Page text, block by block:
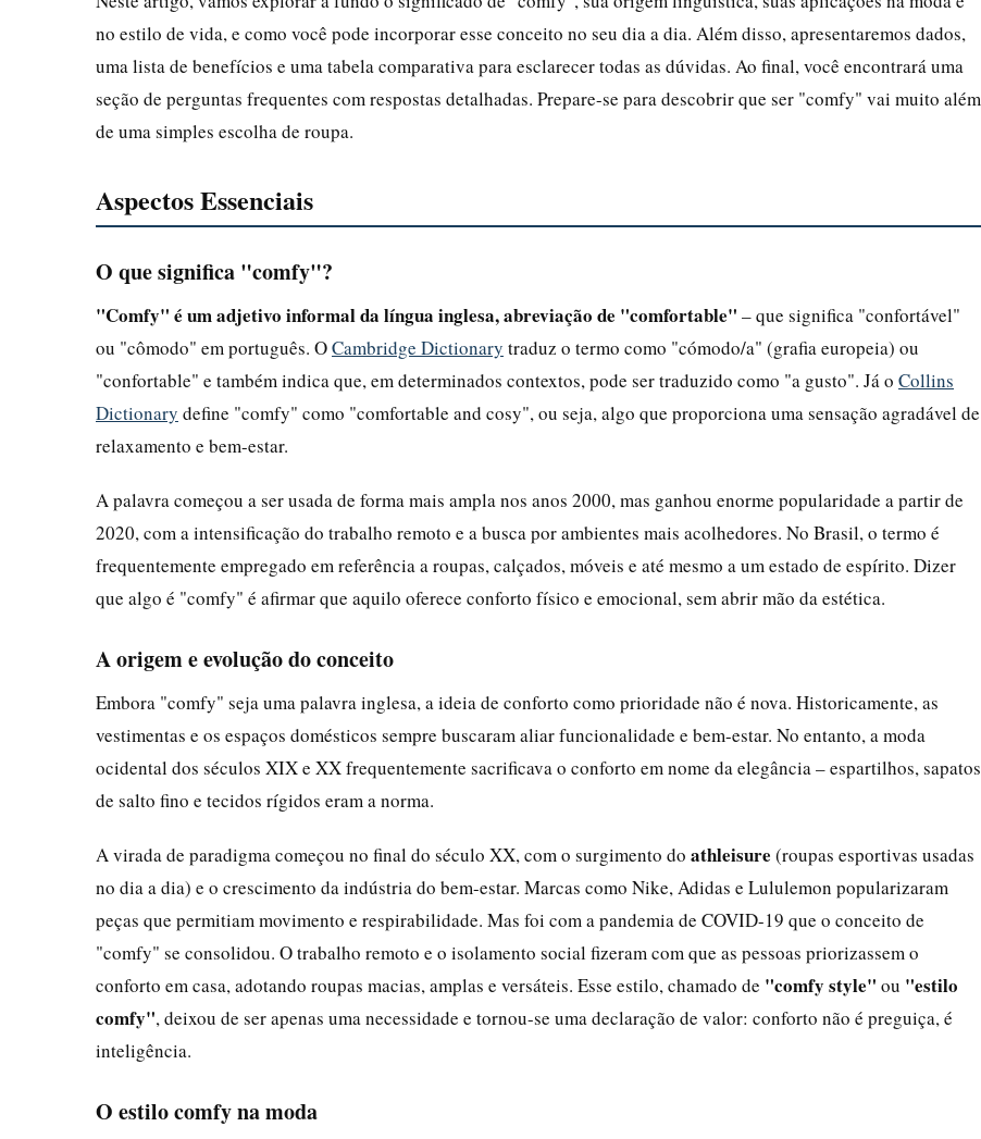
no estilo de vida, e como você pode incorporar esse conceito no seu dia a dia. Além disso, apresentaremos dados,
uma lista de benefícios e uma tabela comparativa para esclarecer todas as dúvidas. Ao final, você encontrará uma
seção de perguntas frequentes com respostas detalhadas. Prepare-se para descobrir que ser "comfy" vai muito além
de uma simples escolha de roupa.
Aspectos Essenciais
O que significa "comfy"?
"Comfy" é um adjetivo informal da língua inglesa, abreviação de "comfortable" – que significa "confortável"
ou "cômodo" em português. OCambridge Dictionary traduz o termo como "cómodo/a" (grafia europeia) ou
"confortable" e também indica que, em determinados contextos, pode ser traduzido como "a gusto". Já o Collins
Dictionary define "comfy" como "comfortable and cosy", ou seja, algo que proporciona uma sensação agradável de
relaxamento e bem-estar.
A palavra começou a ser usada de forma mais ampla nos anos 2000, mas ganhou enorme popularidade a partir de
2020, com a intensificação do trabalho remoto e a busca por ambientes mais acolhedores. No Brasil, o termo é
frequentemente empregado em referência a roupas, calçados, móveis e até mesmo a um estado de espírito. Dizer
que algo é "comfy" é afirmar que aquilo oferece conforto físico e emocional, sem abrir mão da estética.
A origem e evolução do conceito
Embora "comfy" seja uma palavra inglesa, a ideia de conforto como prioridade não é nova. Historicamente, as
vestimentas e os espaços domésticos sempre buscaram aliar funcionalidade e bem-estar. No entanto, a moda
ocidental dos séculos XIX e XX frequentemente sacrificava o conforto em nome da elegância – espartilhos, sapatos
de salto fino e tecidos rígidos eram a norma.
A virada de paradigma começou no final do século XX, com o surgimento do athleisure (roupas esportivas usadas
no dia a dia) e o crescimento da indústria do bem-estar. Marcas como Nike, Adidas e Lululemon popularizaram
peças que permitiam movimento e respirabilidade. Mas foi com a pandemia de COVID-19 que o conceito de
"comfy" se consolidou. O trabalho remoto e o isolamento social fizeram com que as pessoas priorizassem o
conforto em casa, adotando roupas macias, amplas e versáteis. Esse estilo, chamado de "comfy style" ou "estilo
comfy", deixou de ser apenas uma necessidade e tornou-se uma declaração de valor: conforto não é preguiça, é
inteligência.
O estilo comfy na moda